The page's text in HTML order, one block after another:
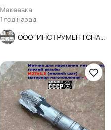
основной шаг, ГОСТ 3266-
81.
Макеевка
1 год назад